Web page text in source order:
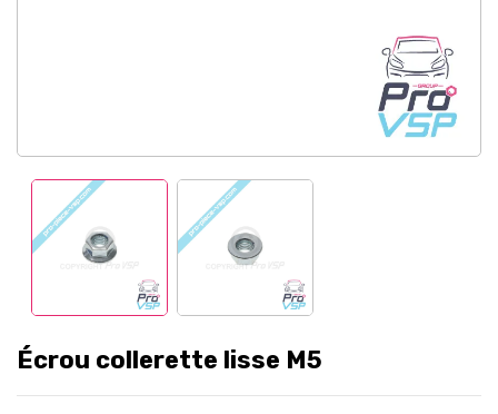
Écrou collerette lisse M5